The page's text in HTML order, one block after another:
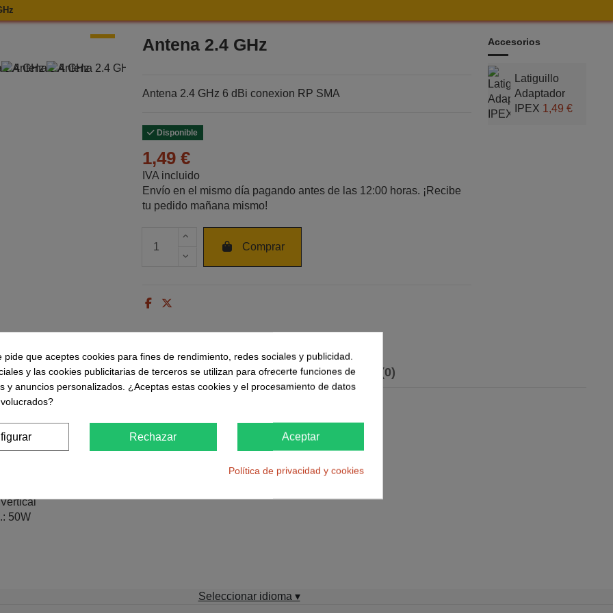
2.4 GHz
2.4 GHz
2.4 GHz
2.4 GHz Antena 2.4 GHz
Antena 2.4 GHz 6 dBi conexion RP SMA
Disponible
1,49 €
IVA incluido
Envío en el mismo día pagando antes de las 12:00 horas. ¡Recibe
tu pedido mañana mismo!
Cantidad de unidades
Comprar
Accesorios
Latiguillo
Adaptador
IPEX 1,49 €
Descripción Detalles del producto Reviews (0)
6 dBi con conector RP SMA.
50W
Seleccionar idioma ▾
pide que aceptes cookies para fines de rendimiento, redes sociales y publicidad.
y las cookies publicitarias de terceros se utilizan para ofrecerte funciones de
y anuncios personalizados. ¿Aceptas estas cookies y el procesamiento de datos
Rechazar Aceptar
Política de privacidad y cookies